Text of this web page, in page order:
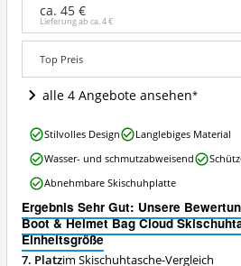
Boot
Helmet
Bag
Cloud
Skischuhtasche
schwarz
Angebote:
Wo
ist
diese
Skischuhtasche
erhältlich?
ca. 45 €
Lieferung ab ca.4 €
Top Preis
alle 4 Angebote ansehen
Ergebnis Sehr Gut: Unsere
Boot & Helmet Bag Cloud
Einheitsgröße
7. Platzim Skischuhtasche-Vergleich
ATOMIC
Damen
W
Boot
Helmet
Bag
Cloud
Skischuhtasche
Stilvolles Design
Langlebiges Material
Wasser- und schmutzabweisend
Abnehmbare Skischuhplatte